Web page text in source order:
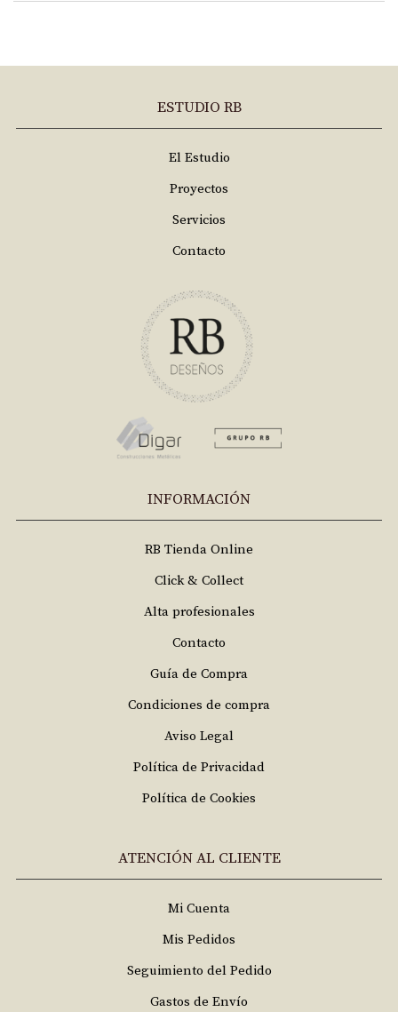
ESTUDIO RB
El Estudio
Proyectos
Servicios
Contacto
INFORMACIÓN
RB Tienda Online
Click & Collect
Alta profesionales
Contacto
Guía de Compra
Condiciones de compra
Aviso Legal
Política de Privacidad
Política de Cookies
ATENCIÓN AL CLIENTE
Mi Cuenta
Mis Pedidos
Seguimiento del Pedido
Gastos de Envío